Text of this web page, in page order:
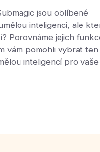
jsou oblíbené
inteligenci, ale
Porovnáme jejich
vám pomohli vybrat ten
inteligencí pro vaše